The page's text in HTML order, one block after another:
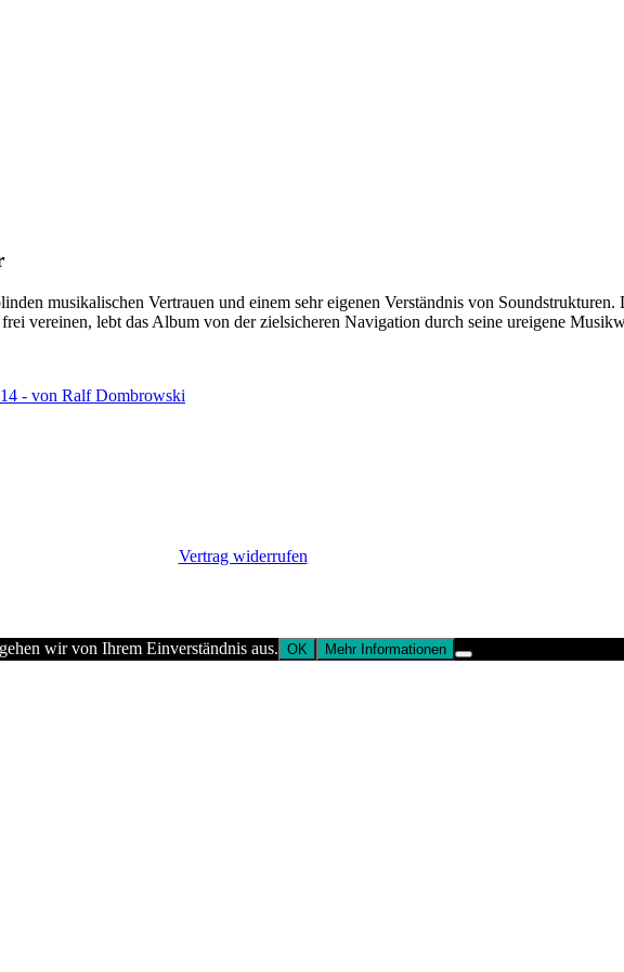
musikalischen Vertrauen und einem sehr eigenen Verständnis von
vereinen, lebt das Album von der zielsicheren Navigation durch seine ureigene
- von Ralf Dombrowski
Vertrag widerrufen
wir von Ihrem Einverständnis aus. OK Mehr Informationen